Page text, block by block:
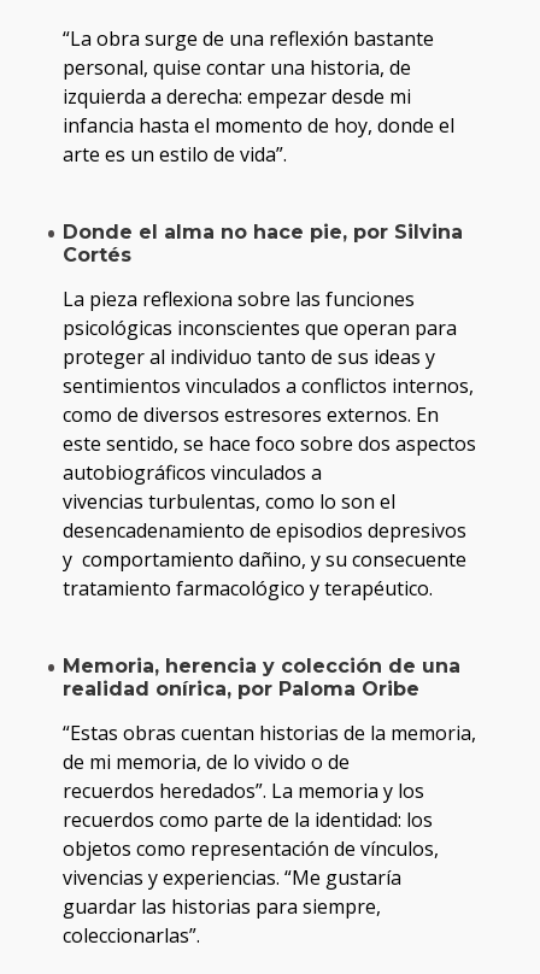
“La obra surge de una reflexión bastante
personal, quise contar una historia, de
izquierda a derecha: empezar desde mi
infancia hasta el momento de hoy, donde el
arte es un estilo de vida”.
Donde el alma no hace pie, por Silvina
Cortés
La pieza reflexiona sobre las funciones
psicológicas inconscientes que operan para
proteger al individuo tanto de sus ideas y
sentimientos vinculados a conflictos internos,
como de diversos estresores externos. En
este sentido, se hace foco sobre dos aspectos
autobiográficos vinculados a
vivencias turbulentas, como lo son el
desencadenamiento de episodios depresivos
y comportamiento dañino, y su consecuente
tratamiento farmacológico y terapéutico.
Memoria, herencia y colección de una
realidad onírica, por Paloma Oribe
“Estas obras cuentan historias de la memoria,
de mi memoria, de lo vivido o de
recuerdos heredados”. La memoria y los
recuerdos como parte de la identidad: los
objetos como representación de vínculos,
vivencias y experiencias. “Me gustaría
guardar las historias para siempre,
coleccionarlas”.